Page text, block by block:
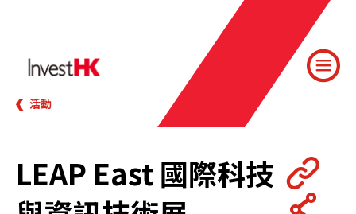
活動
LEAP East 國際科技